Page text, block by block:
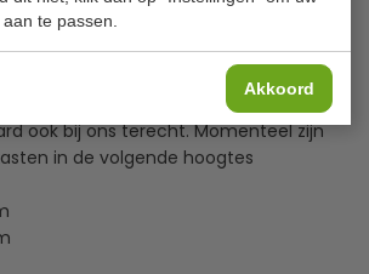
te passen.
Akkoord
Husky zijn in verschillende hoogtes
we erg fan van de tafelmodel
u deze eenvoudig onder de bar
u op zoek bent naar een hoger model
ook bij ons terecht. Momenteel zijn
in de volgende hoogtes